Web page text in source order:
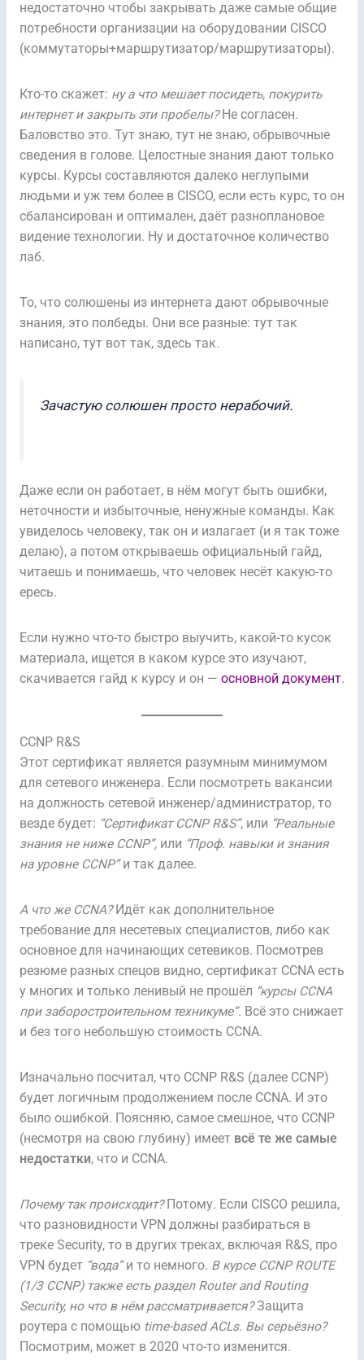
недостаточно чтобы закрывать даже самые общие
потребности организации на оборудовании CISCO
(коммутаторы+маршрутизатор/маршрутизаторы).
Кто-то скажет: ну а что мешает посидеть, покурить
интернет и закрыть эти пробелы?Не согласен.
Баловство это. Тут знаю, тут не знаю, обрывочные
сведения в голове. Целостные знания дают только
курсы. Курсы составляются далеко неглупыми
людьми и уж тем более в CISCO, если есть курс, то он
сбалансирован и оптимален, даёт разноплановое
видение технологии. Ну и достаточное количество
лаб.
То, что солюшены из интернета дают обрывочные
знания, это полбеды. Они все разные: тут так
написано, тут вот так, здесь так.
Зачастую солюшен просто нерабочий.
Даже если он работает, в нём могут быть ошибки,
неточности и избыточные, ненужные команды. Как
увиделось человеку, так он и излагает (и я так тоже
делаю), а потом открываешь официальный гайд,
читаешь и понимаешь, что человек несёт какую-то
ересь.
Если нужно что-то быстро выучить, какой-то кусок
материала, ищется в каком курсе это изучают,
скачивается гайд к курсу и он — основной документ.
CCNP R&S
Этот сертификат является разумным минимумом
для сетевого инженера. Если посмотреть вакансии
на должность сетевой инженер/администратор, то
везде будет: “Сертификат CCNP R&S”,или “Реальные
знания не ниже CCNP”,или “Проф. навыки и знания
на уровне CCNP”и так далее.
А что же CCNA?Идёт как дополнительное
требование для несетевых специалистов, либо как
основное для начинающих сетевиков. Посмотрев
резюме разных спецов видно, сертификат CCNA есть
у многих и только ленивый не прошёл “курсы CCNA
при заборостроительном техникуме”. Всё это снижает
и без того небольшую стоимость CCNA.
Изначально посчитал, что CCNP R&S (далее CCNP)
будет логичным продолжением после CCNA. И это
было ошибкой. Поясняю, самое смешное, что CCNP
(несмотря на свою глубину) имеет всё те же самые
недостатки, что и CCNA.
Почему так происходит?Потому. Если CISCO решила,
что разновидности VPN должны разбираться в
треке Security, то в других треках, включая R&S, про
VPN будет “вода”и то немного. В курсе CCNP ROUTE
(1/3 CCNP) также есть раздел Router and Routing
Security, но что в нём рассматривается?Защита
роутера с помощью time-based ACLs. Вы серьёзно?
Посмотрим, может в 2020 что-то изменится.